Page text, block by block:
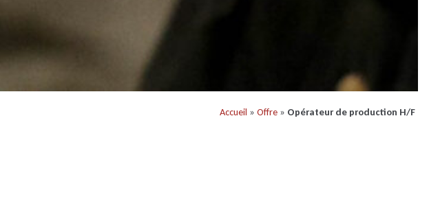
Accueil » Offre » Opérateur de production H/F